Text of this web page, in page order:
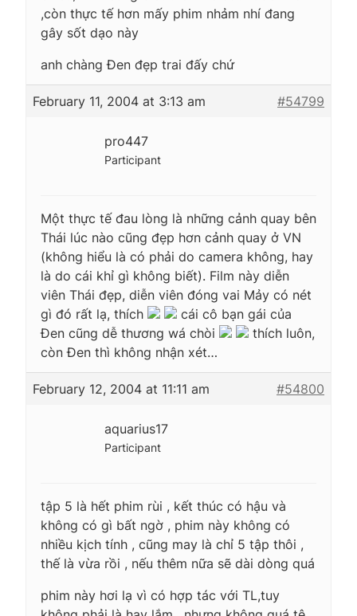
,còn thực tế hơn mấy phim nhảm nhí đang
gây sốt dạo này
anh chàng Đen đẹp trai đấy chứ
February 11, 2004 at 3:13 am #54799
pro447
Participant
Một thực tế đau lòng là những cảnh quay bên
Thái lúc nào cũng đẹp hơn cảnh quay ở VN
(không hiểu là có phải do camera không, hay
là do cái khỉ gì không biết). Film này diễn
viên Thái đẹp, diễn viên đóng vai Mảy có nét
gì đó rất lạ, thích
cái cô bạn gái của
Đen cũng dễ thương wá chòi
thích luôn,
còn Đen thì không nhận xét…
February 12, 2004 at 11:11 am #54800
aquarius17
Participant
tập 5 là hết phim rùi , kết thúc có hậu và
không có gì bất ngờ , phim này không có
nhiều kịch tính , cũng may là chỉ 5 tập thôi ,
thế là vừa rồi , nếu thêm nữa sẽ dài dòng quá
phim này hơi lạ vì có hợp tác với TL,tuy